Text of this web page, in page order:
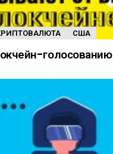
США
голосованию